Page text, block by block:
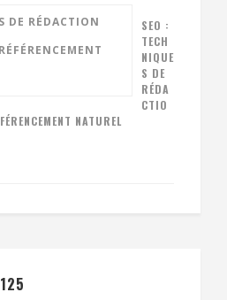
SEO :
TECH
NIQUE
S DE
RÉDA
CTIO
NATUREL